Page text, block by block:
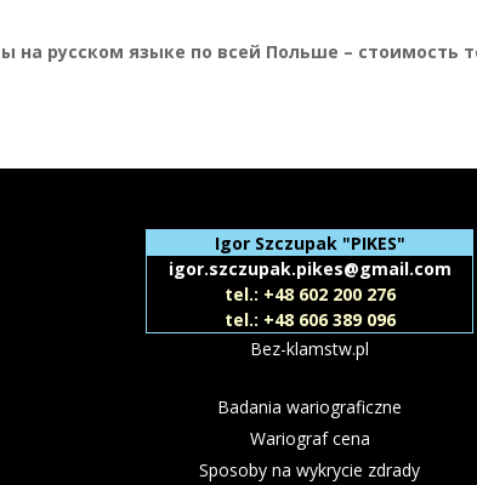
русском языке по всей Польше – стоимость
Igor Szczupak "PIKES"
igor.szczupak.pikes@gmail.com
tel.: +48 602 200 276
tel.: +48 606 389 096
Bez-klamstw.pl
Badania wariograficzne
Wariograf cena
Sposoby na wykrycie zdrady